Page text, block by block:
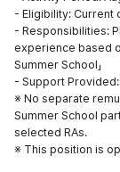
- Eligibility: Current
- Responsibilities:
experience based
Summer School 」
- Support
※ No separate
Summer School
selected RAs.
※ This position is